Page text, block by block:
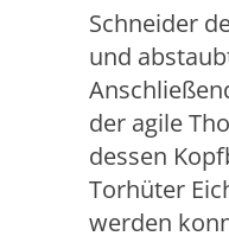
Schneider
und
der agile
dessen
Torhüter
werden